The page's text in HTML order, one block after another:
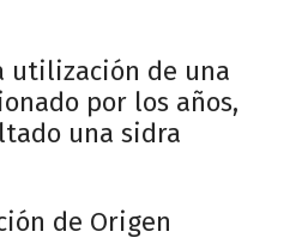
utilización de una
por los años,
una sidra
de Origen